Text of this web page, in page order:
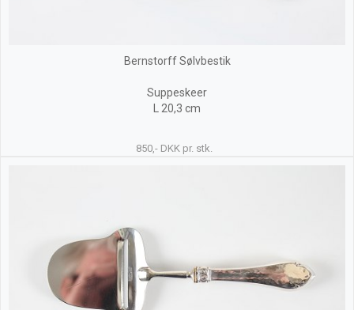
Bernstorff Sølvbestik
Suppeskeer
L 20,3 cm
850,- DKK pr. stk.